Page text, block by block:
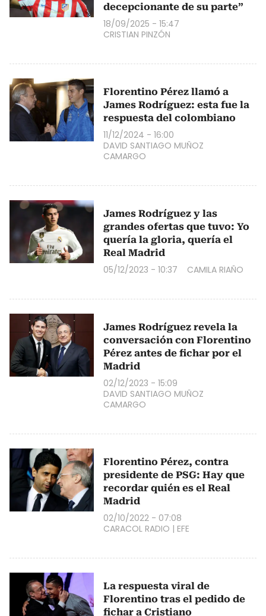
decepcionante de su parte”
18/09/2025 - 15:47
CRISTIAN PINZÓN
Florentino Pérez llamó a
James Rodríguez: esta fue la
respuesta del colombiano
11/12/2024 - 16:00
DAVID SANTIAGO MUÑOZ
CAMARGO
James Rodríguez y las
grandes ofertas que tuvo: Yo
quería la gloria, quería el
Real Madrid
05/12/2023 - 10:37 CAMILA RIAÑO
James Rodríguez revela la
conversación con Florentino
Pérez antes de fichar por el
Madrid
02/12/2023 - 15:09
DAVID SANTIAGO MUÑOZ
CAMARGO
Florentino Pérez, contra
presidente de PSG: Hay que
recordar quién es el Real
Madrid
02/10/2022 - 07:08
CARACOL RADIO | EFE
La respuesta viral de
Florentino tras el pedido de
fichar a Cristiano